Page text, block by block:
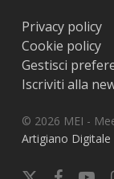
Privacy policy
Cookie policy
Gestisci
Iscriviti alla
© 2026 MEI -
Artigiano Digitale
x- facebook